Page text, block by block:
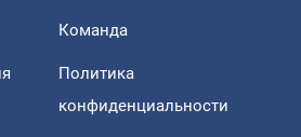
Команда
Политика
конфиденциальности